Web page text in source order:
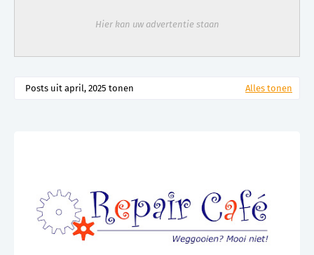
Hier kan uw advertentie staan
Posts uit april, 2025 tonen Alles tonen